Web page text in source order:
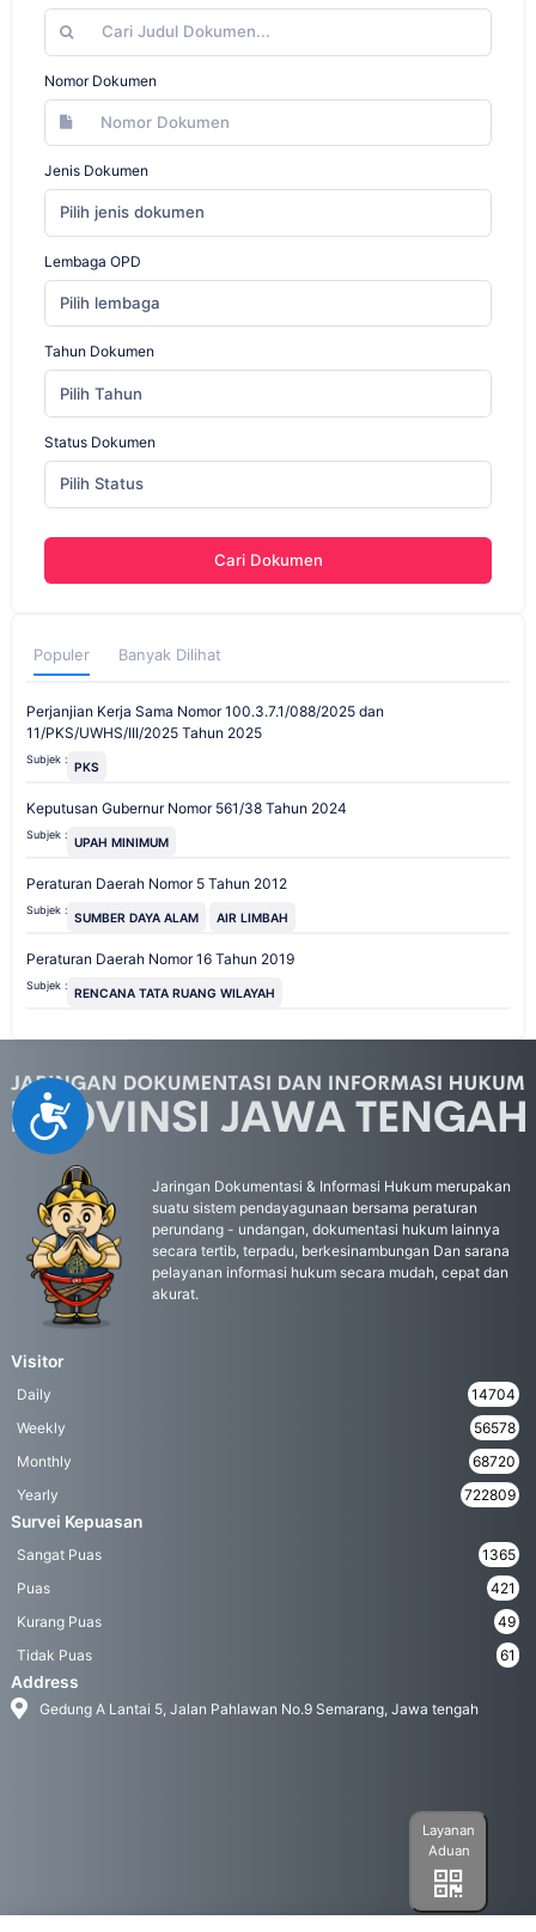
Accessibility
Nomor Dokumen
Jenis Dokumen
Pilih jenis dokumen
Lembaga OPD
Pilih lembaga
Tahun Dokumen
Pilih Tahun
Status Dokumen
Pilih Status
Cari Dokumen
Populer Banyak Dilihat
Perjanjian Kerja Sama Nomor 100.3.7.1/088/2025 dan
11/PKS/UWHS/III/2025 Tahun 2025
Subjek : PKS
Keputusan Gubernur Nomor 561/38 Tahun 2024
Subjek : UPAH MINIMUM
Peraturan Daerah Nomor 5 Tahun 2012
Subjek : SUMBER DAYA ALAM AIR LIMBAH
Peraturan Daerah Nomor 16 Tahun 2019
Subjek : RENCANA TATA RUANG WILAYAH
Jaringan Dokumentasi & Informasi Hukum merupakan
suatu sistem pendayagunaan bersama peraturan
perundang - undangan, dokumentasi hukum lainnya
secara tertib, terpadu, berkesinambungan Dan sarana
pelayanan informasi hukum secara mudah, cepat dan
akurat.
Visitor
Daily
14704
Weekly
56578
Monthly
68720
Yearly
722809
Survei Kepuasan
Sangat Puas
1365
Puas
421
Kurang Puas
49
Tidak Puas
61
Address
Gedung A Lantai 5, Jalan Pahlawan No.9 Semarang, Jawa tengah
Layanan
Aduan